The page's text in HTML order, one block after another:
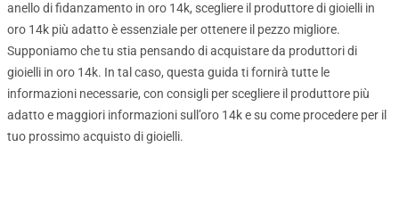
anello di fidanzamento in oro 14k, scegliere il produttore di gioielli in
oro 14k più adatto è essenziale per ottenere il pezzo migliore.
Supponiamo che tu stia pensando di acquistare da produttori di
gioielli in oro 14k. In tal caso, questa guida ti fornirà tutte le
informazioni necessarie, con consigli per scegliere il produttore più
adatto e maggiori informazioni sull’oro 14k e su come procedere per il
tuo prossimo acquisto di gioielli.